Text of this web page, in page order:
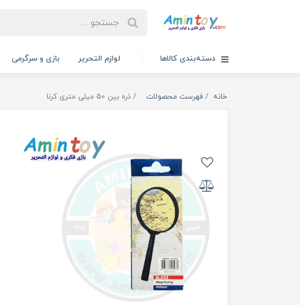
دسته‌بندی کالاها لوازم التحریر بازی و سرگرمی
خانه فهرست محصولات ذره بین 50 میلی متری کرنا